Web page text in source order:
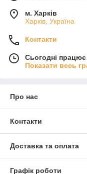
м. Харків
Харків, Україна
Контакти
Сьогодні
Показати весь
Про нас
Контакти
Доставка та оплата
Графік роботи